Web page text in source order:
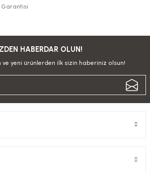
Garantisi
HABERDAR OLUN!
yeni ürünlerden ilk sizin haberiniz olsun!